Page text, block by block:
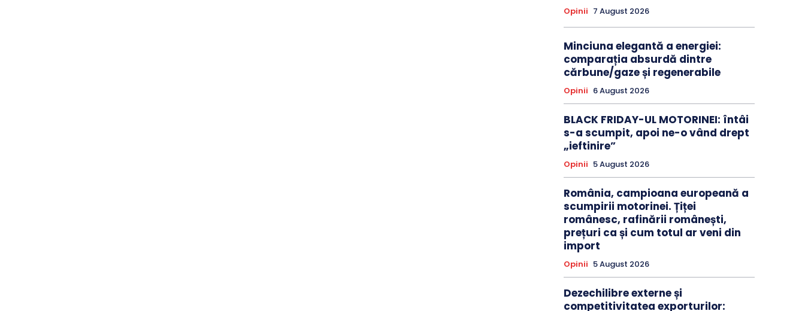
Opinii 7 August 2026
Minciuna elegantă a energiei:
comparația absurdă dintre
cărbune/gaze și regenerabile
Opinii 6 August 2026
BLACK FRIDAY-UL MOTORINEI: întâi
s-a scumpit, apoi ne-o vând drept
„ieftinire”
Opinii 5 August 2026
România, campioana europeană a
scumpirii motorinei. Țiței
românesc, rafinării românești,
prețuri ca și cum totul ar veni din
import
Opinii 5 August 2026
Dezechilibre externe și
competitivitatea exporturilor: